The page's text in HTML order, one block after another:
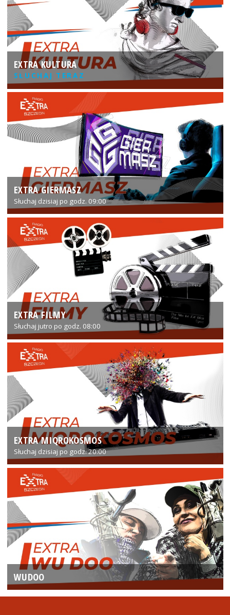
EXTRA KULTURA
SŁUCHAJ TERAZ
EXTRA GIERMASZ
Słuchaj dzisiaj po godz. 09:00
EXTRA FILMY
Słuchaj jutro po godz. 08:00
EXTRA MIQROKOSMOS
Słuchaj dzisiaj po godz. 20:00
WUDOO